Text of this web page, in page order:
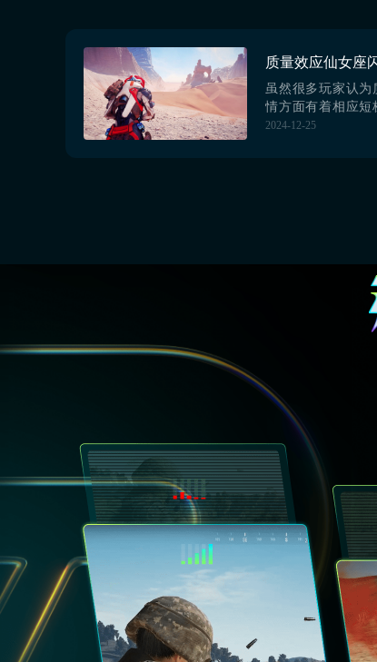
虽然很多玩家认为
情方面有着相应短
在地图方面的庞大
2024-12-25